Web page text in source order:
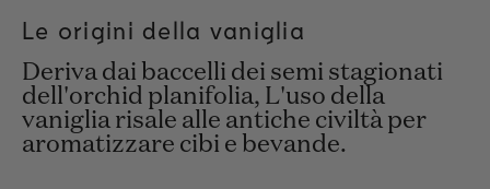
Le origini della vaniglia
Deriva dai baccelli dei semi stagionati
dell'orchid planifolia, L'uso della
vaniglia risale alle antiche civiltà per
aromatizzare cibi e bevande.